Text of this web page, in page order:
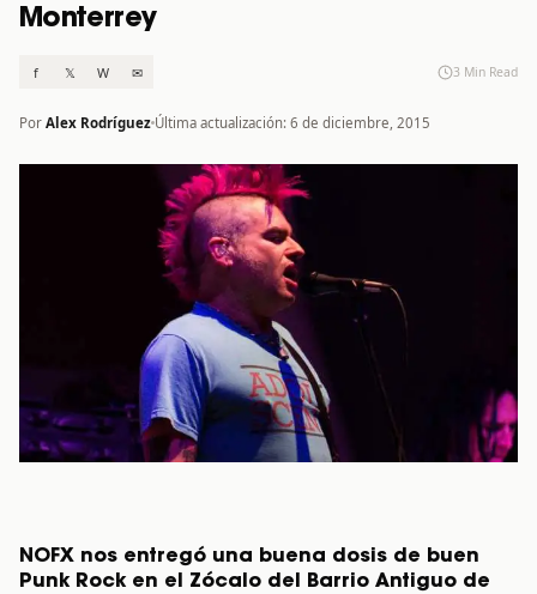
Monterrey
f 𝕏 W ✉ 3 Min Read
Por Alex Rodríguez Última actualización: 6 de diciembre, 2015
NOFX nos entregó una buena dosis de buen
Punk Rock en el Zócalo del Barrio Antiguo de